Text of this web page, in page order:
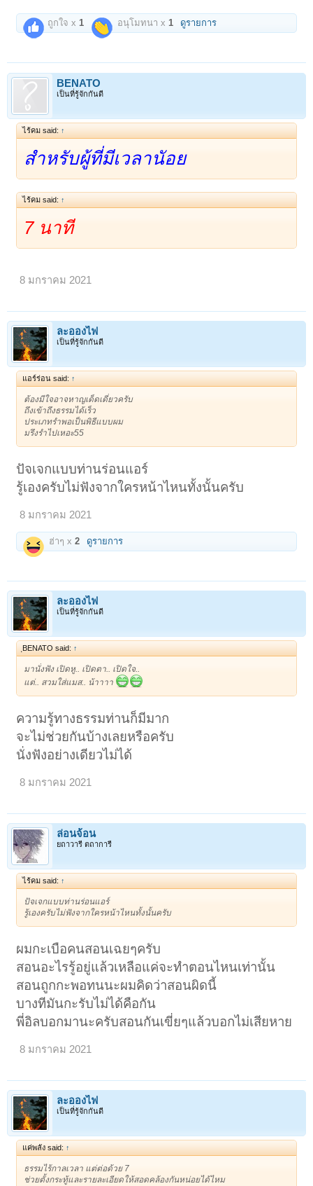
ถูกใจ x1 อนุโมทนา x1 ดูรายการ
BENATO
เป็นที่รู้จักกันดี
ไร้คม said: ↑
สำหรับผู้ที่มีเวลานัอย
ไร้คม said: ↑
7 นาที
8 มกราคม 2021
ละอองไฟ
เป็นที่รู้จักกันดี
แอร์ร่อน said: ↑
ต้องมีใจอาจหาญเด็ดเดี่ยวครับ
ถึงเข้าถึงธรรมได้เร็ว
ประเภทรำพอเป็นพิธีแบบผม
มรึงรำไปเหอะ55
ปัจเจกแบบท่านร่อนแอร์
รู้เองครับไม่ฟังจากใครหน้าไหนทั้งนั้นครับ
8 มกราคม 2021
ฮ่าๆ x2 ดูรายการ
ละอองไฟ
เป็นที่รู้จักกันดี
ฺBENATO said: ↑
มานั่งฟัง เปิดหู.. เปิดตา.. เปิดใจ..
แต่.. สวมใส่แมส.. น้าาาา
ความรู้ทางธรรมท่านก็มีมาก
จะไม่ช่วยกันบ้างเลยหรือครับ
นั่งฟังอย่างเดียวไม่ได้
8 มกราคม 2021
ล่อนจ้อน
ยถาวารี ตถาการี
ไร้คม said: ↑
ปัจเจกแบบท่านร่อนแอร์
รู้เองครับไม่ฟังจากใครหน้าไหนทั้งนั้นครับ
ผมกะเบือคนสอนเฉยๆครับ
สอนอะไรรู้อยู่แล้วเหลือแค่จะทำตอนไหนเท่านั้น
สอนถูกกะพอทนนะผมคิดว่าสอนผิดนี้
บางทีมันกะรับไม่ได้คือกัน
พี่อิลบอกมานะครับสอนกันเขี่ยๆแล้วบอกไม่เสียหาย
8 มกราคม 2021
ละอองไฟ
เป็นที่รู้จักกันดี
แค่พลัง said: ↑
ธรรมไร้กาลเวลา แต่ต่อด้วย 7
ช่วยตั้งกระทู้และรายละเอียดให้สอดคล้องกันหน่อยได้ไหม